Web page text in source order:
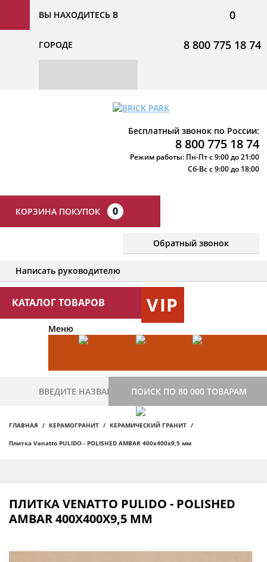
ВЫ НАХОДИТЕСЬ В
ГОРОДЕ
0
8 800 775 18 74
Бесплатный звонок по России:
8 800 775 18 74
Режим работы: Пн-Пт с 9:00 до 21:00
Сб-Вс с 9:00 до 18:00
КОРЗИНА ПОКУПОК 0
Обратный звонок
Написать руководителю
КАТАЛОГ ТОВАРОВ VIP
Меню
ПОИСК ПО 80 000 ТОВАРАМ
ГЛАВНАЯ КЕРАМОГРАНИТ КЕРАМИЧЕСКИЙ ГРАНИТ
Плитка Venatto PULIDO - POLISHED AMBAR 400х400х9,5 мм
ПЛИТКА VENATTO PULIDO - POLISHED
AMBAR 400Х400Х9,5 ММ